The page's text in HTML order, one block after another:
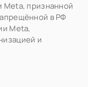
Meta, признанной
в РФ
Meta,
и